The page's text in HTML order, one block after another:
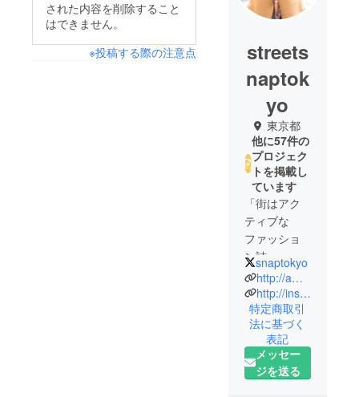
された内容を削除すること
はできません。
※投稿する際の注意点
streets
naptok
yo
東京都
他に57件の
プロジェク
トを掲載し
ています
「街はアク
ティブな
ファッショ
ン誌」、
「おしゃれ
な人のス
ナップ集」
と題し、
ファッショ
ンの一拠点
である原
snaptokyo
http://ameblo.jp/streetsnaptokyo
http://instagram.com/streetsnaptokyo
特定商取引
法に基づく
表記
メッセー
ジを送る